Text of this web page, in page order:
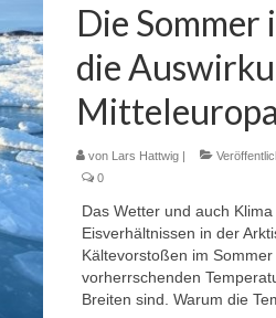
Die
die
Mitteleuropa
von Lars Hattwig|
0
Das Wetter und auch
Eisverhältnissen in der
Kältevorstoßen im
vorherrschenden
Breiten sind. Warum die